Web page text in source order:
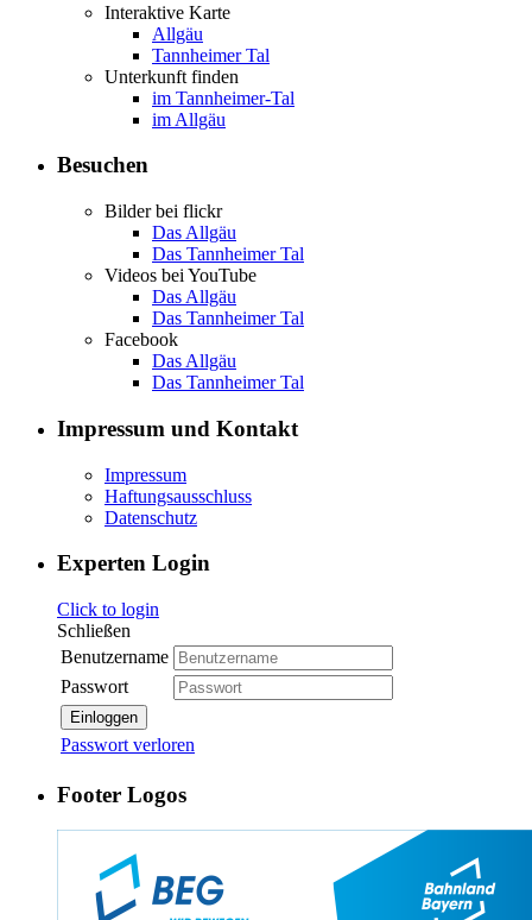
Interaktive Karte
Allgäu
Tannheimer Tal
Unterkunft finden
im Tannheimer-Tal
im Allgäu
Besuchen
Bilder bei flickr
Das Allgäu
Das Tannheimer Tal
Videos bei YouTube
Das Allgäu
Das Tannheimer Tal
Facebook
Das Allgäu
Das Tannheimer Tal
Impressum und Kontakt
Impressum
Haftungsausschluss
Datenschutz
Experten Login
Click to login
Schließen
Benutzername
Passwort
Einloggen
Passwort verloren
Footer Logos